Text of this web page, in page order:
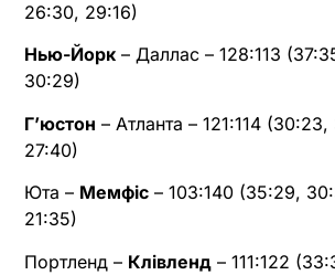
26:30, 29:16)
Нью-Йорк – Даллас – 128:113
30:29)
Г’юстон – Атланта – 121:114
27:40)
Юта – Мемфіс – 103:140 (35:29,
21:35)
Портленд – Клівленд – 111:122